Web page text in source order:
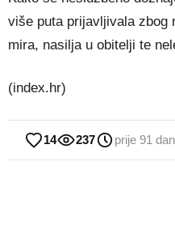
više puta prijavljivala zbog
mira, nasilja u obitelji te
(index.hr)
14 237 prije 91